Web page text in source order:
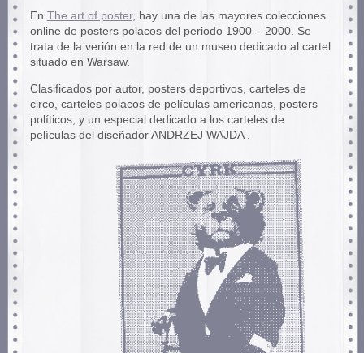
En The art of poster, hay una de las mayores colecciones
online de posters polacos del periodo 1900 – 2000. Se
trata de la verión en la red de un museo dedicado al cartel
situado en Warsaw.
Clasificados por autor, posters deportivos, carteles de
circo, carteles polacos de películas americanas, posters
políticos, y un especial dedicado a los carteles de
películas del diseñador ANDRZEJ WAJDA .